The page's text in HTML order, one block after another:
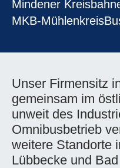
Mindener
MKB-
Unser Firmensitz
gemeinsam im
unweit des
Omnibusbetrieb
weitere Standorte
Lübbecke und